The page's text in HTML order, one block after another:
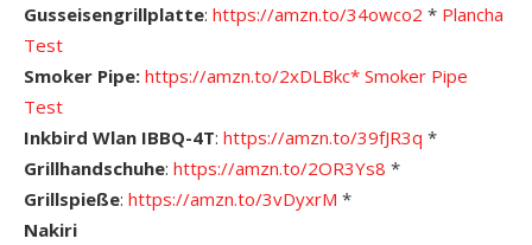
Gusseisengrillplatte: https://amzn.to/34owco2 * Plancha
Test
Smoker Pipe: https://amzn.to/2xDLBkc* Smoker Pipe
Test
Inkbird Wlan IBBQ-4T: https://amzn.to/39fJR3q *
Grillhandschuhe: https://amzn.to/2OR3Ys8 *
Grillspieße: https://amzn.to/3vDyxrM *
Nakiri